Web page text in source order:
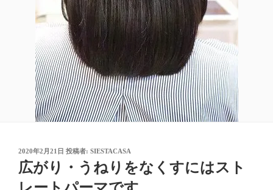
投
稿
日:
2020年2月21日 投稿者: SIESTACASA
広がり・うねりをなくすにはスト